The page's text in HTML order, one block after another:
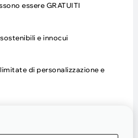
essere GRATUITI
e innocui
di personalizzazione e